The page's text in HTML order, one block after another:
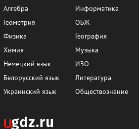
Алгебра
Геометрия
Физика
Химия
Немецкий язык
Белорусский язык
Украинский язык
Информатика
ОБЖ
География
Музыка
ИЗО
Литература
Обществознание